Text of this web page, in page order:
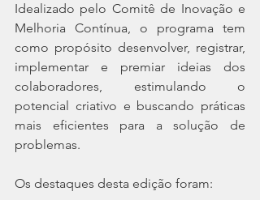
Idealizado pelo Comitê de Inovação e
Melhoria Contínua, o programa tem
como propósito desenvolver, registrar,
implementar e premiar ideias dos
colaboradores, estimulando o
potencial criativo e buscando práticas
mais eficientes para a solução de
problemas.
Os destaques desta edição foram: